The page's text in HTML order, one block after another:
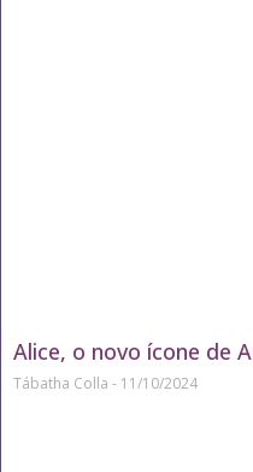
Alice, o novo ícone de
Tábatha Colla 11/10/2024